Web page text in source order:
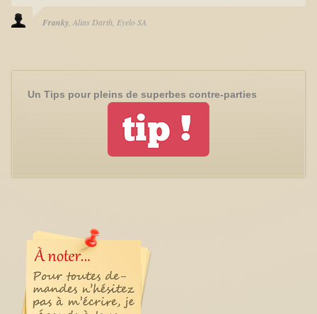
Franky Alias Darth Eyelo SA
Un Tips pour pleins de superbes contre-parties